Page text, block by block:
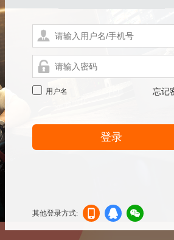
用户名 忘记
登录
其他登录方式:
机登
登录
信登